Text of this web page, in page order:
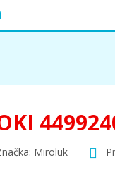
Miroluk